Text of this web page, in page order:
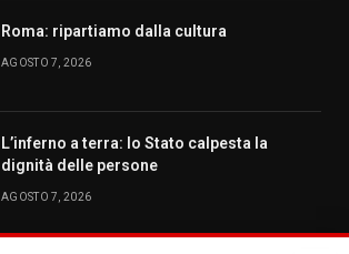
Roma: ripartiamo dalla cultura
AGOSTO 7, 2026
L’inferno a terra: lo Stato calpesta la
dignità delle persone
AGOSTO 7, 2026